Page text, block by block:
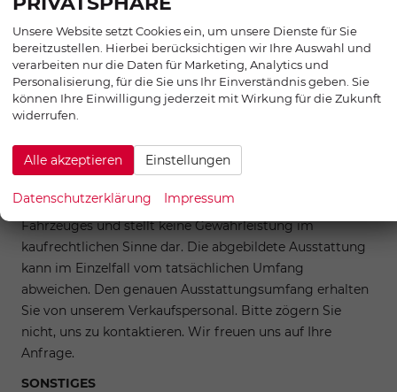
AUßEN:
19 Zoll Räder
Tageszulassung vor Auslieferung
Zwischenverkauf und Irrtümer für dieses Angebot sind
dient lediglich der allgemeinen Identifizierung des
Fahrzeuges und stellt keine Gewährleistung im
kaufrechtlichen Sinne dar. Die abgebildete Ausstattung
kann im Einzelfall vom tatsächlichen Umfang
abweichen. Den genauen Ausstattungsumfang erhalten
Sie von unserem Verkaufspersonal. Bitte zögern Sie
nicht, uns zu kontaktieren. Wir freuen uns auf Ihre
Anfrage.
SONSTIGES
Unsere Website setzt Cookies ein, um unsere Dienste für Sie
bereitzustellen. Hierbei berücksichtigen wir Ihre Auswahl und
verarbeiten nur die Daten für Marketing, Analytics und
Personalisierung, für die Sie uns Ihr Einverständnis geben. Sie
können Ihre Einwilligung jederzeit mit Wirkung für die Zukunft
widerrufen.
Alle akzeptieren Einstellungen
Datenschutzerklärung Impressum